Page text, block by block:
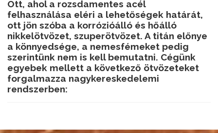
Ott, ahol a rozsdamentes acél
felhasználása eléri a lehetőségek határát,
ott jön szóba a korrózióálló és hőálló
nikkelötvözet, szuperötvözet. A titán előnye
a könnyedsége, a nemesfémeket pedig
szerintünk nem is kell bemutatni. Cégünk
egyebek mellett a következő ötvözeteket
forgalmazza nagykereskedelemi
rendszerben: